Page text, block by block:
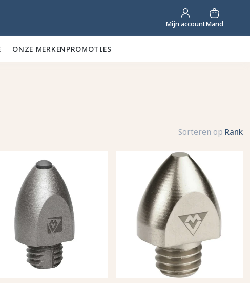
Mijn accountMand
ONZE MERKENPROMOTIES
Sorteren op Rank